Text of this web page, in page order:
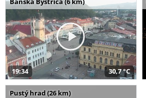
19:34 30,7 °C
Pustý hrad (26 km)